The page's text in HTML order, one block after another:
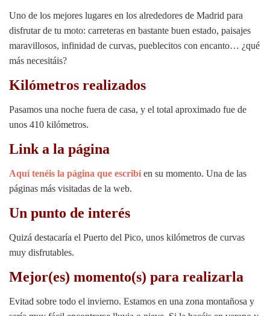
Uno de los mejores lugares en los alrededores de Madrid para
disfrutar de tu moto: carreteras en bastante buen estado, paisajes
maravillosos, infinidad de curvas, pueblecitos con encanto… ¿qué
más necesitáis?
Kilómetros realizados
Pasamos una noche fuera de casa, y el total aproximado fue de
unos 410 kilómetros.
Link a la página
Aquí tenéis la página que escribíen su momento. Una de las
páginas más visitadas de la web.
Un punto de interés
Quizá destacaría el Puerto del Pico, unos kilómetros de curvas
muy disfrutables.
Mejor(es) momento(s) para realizarla
Evitad sobre todo el invierno. Estamos en una zona montañosa y